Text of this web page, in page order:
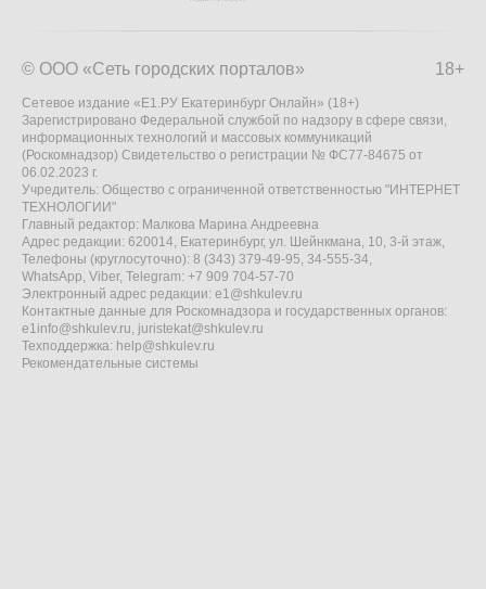
18+
© ООО «Сеть городских порталов»
Сетевое издание «Е1.РУ Екатеринбург Онлайн» (18+)
Зарегистрировано Федеральной службой по надзору в сфере связи,
информационных технологий и массовых коммуникаций
(Роскомнадзор) Свидетельство о регистрации № ФС77-84675 от
06.02.2023 г.
Учредитель: Общество с ограниченной ответственностью "ИНТЕРНЕТ
ТЕХНОЛОГИИ"
Главный редактор: Малкова Марина Андреевна
Адрес редакции: 620014, Екатеринбург, ул. Шейнкмана, 10, 3-й этаж,
Телефоны (круглосуточно): 8 (343) 379-49-95, 34-555-34,
WhatsApp, Viber, Telegram: +7 909 704-57-70
Электронный адрес редакции: e1@shkulev.ru
Контактные данные для Роскомнадзора и государственных органов:
e1info@shkulev.ru, juristekat@shkulev.ru
Техподдержка: help@shkulev.ru
Рекомендательные системы